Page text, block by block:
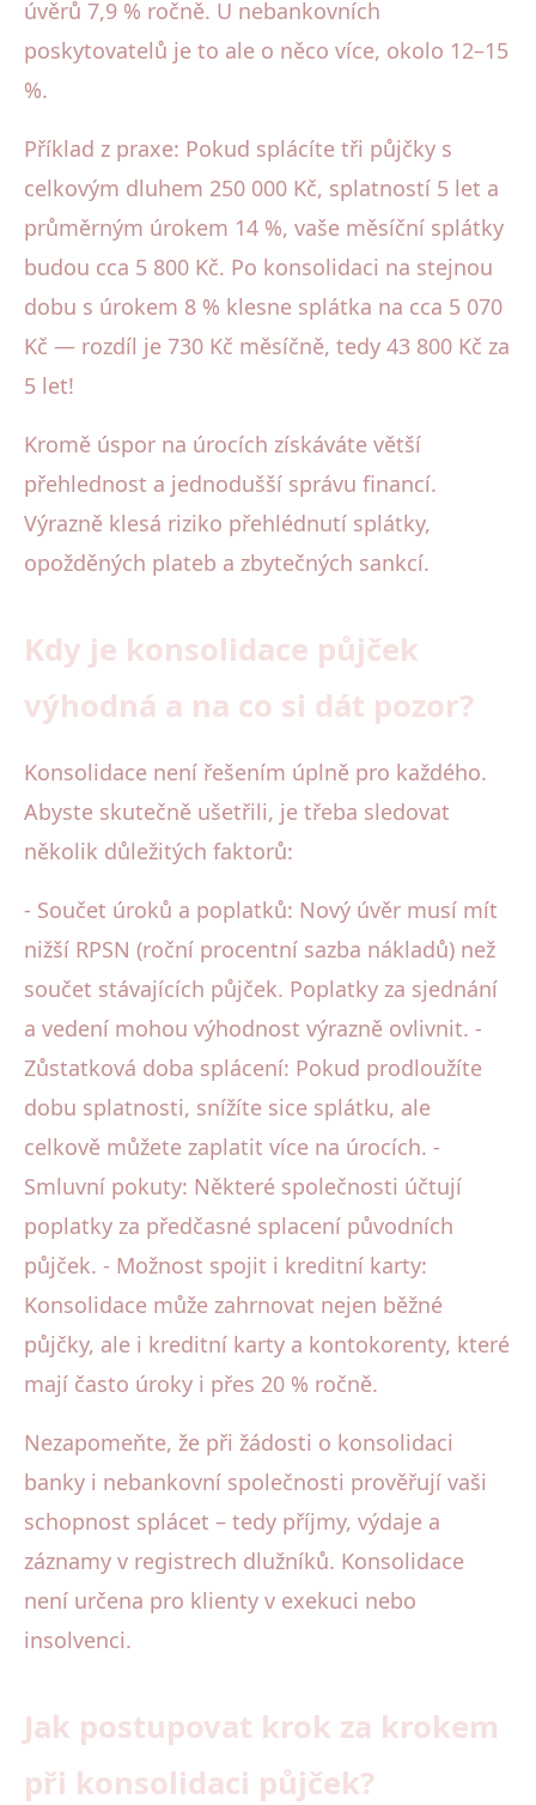
úvěrů 7,9 % ročně. U nebankovních
poskytovatelů je to ale o něco více, okolo 12–15
%.
Příklad z praxe: Pokud splácíte tři půjčky s
celkovým dluhem 250 000 Kč, splatností 5 let a
průměrným úrokem 14 %, vaše měsíční splátky
budou cca 5 800 Kč. Po konsolidaci na stejnou
dobu s úrokem 8 % klesne splátka na cca 5 070
Kč — rozdíl je 730 Kč měsíčně, tedy 43 800 Kč za
5 let!
Kromě úspor na úrocích získáváte větší
přehlednost a jednodušší správu financí.
Výrazně klesá riziko přehlédnutí splátky,
opožděných plateb a zbytečných sankcí.
Kdy je konsolidace půjček
výhodná a na co si dát pozor?
Konsolidace není řešením úplně pro každého.
Abyste skutečně ušetřili, je třeba sledovat
několik důležitých faktorů:
- Součet úroků a poplatků: Nový úvěr musí mít
nižší RPSN (roční procentní sazba nákladů) než
součet stávajících půjček. Poplatky za sjednání
a vedení mohou výhodnost výrazně ovlivnit. -
Zůstatková doba splácení: Pokud prodloužíte
dobu splatnosti, snížíte sice splátku, ale
celkově můžete zaplatit více na úrocích. -
Smluvní pokuty: Některé společnosti účtují
poplatky za předčasné splacení původních
půjček. - Možnost spojit i kreditní karty:
Konsolidace může zahrnovat nejen běžné
půjčky, ale i kreditní karty a kontokorenty, které
mají často úroky i přes 20 % ročně.
Nezapomeňte, že při žádosti o konsolidaci
banky i nebankovní společnosti prověřují vaši
schopnost splácet – tedy příjmy, výdaje a
záznamy v registrech dlužníků. Konsolidace
není určena pro klienty v exekuci nebo
insolvenci.
Jak postupovat krok za krokem
při konsolidaci půjček?